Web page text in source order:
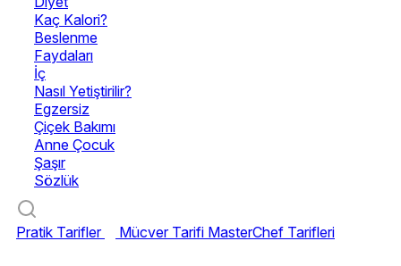
Kaç Kalori?
Beslenme
Faydaları
İç
Nasıl Yetiştirilir?
Egzersiz
Çiçek Bakımı
Anne Çocuk
Şaşır
Sözlük
Pratik Tarifler Mücver Tarifi MasterChef Tarifleri